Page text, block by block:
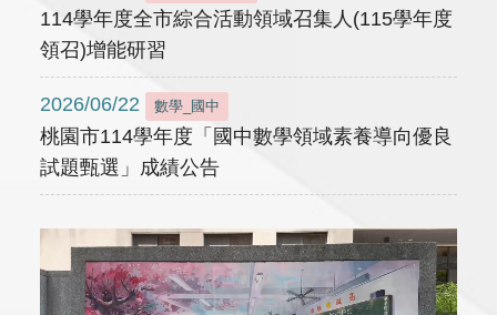
114學年度全市綜合活動領域召集人(115學年度
領召)增能研習
2026/06/22 數學_國中
桃園市114學年度「國中數學領域素養導向優良
試題甄選」成績公告